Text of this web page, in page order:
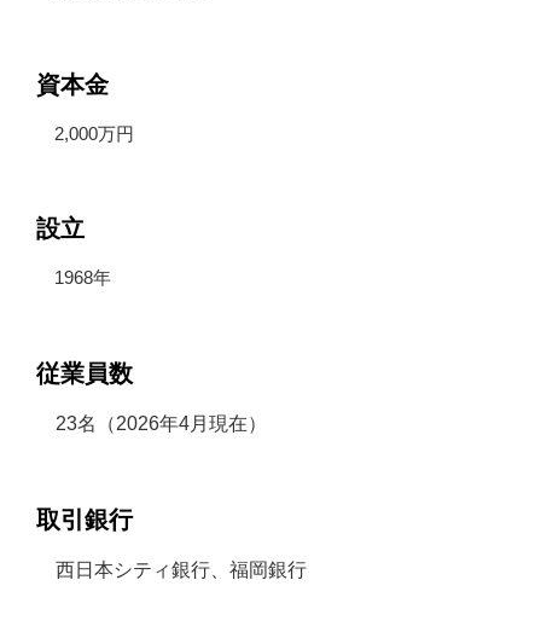
資本金
2,000万円
設立
1968年
従業員数
23名（2026年4月現在）
取引銀行
西日本シティ銀行、福岡銀行